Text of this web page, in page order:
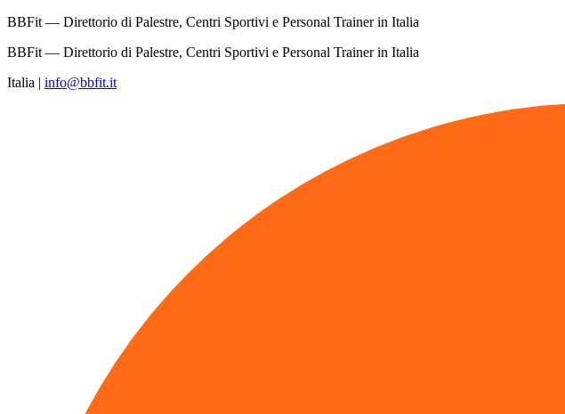
BBFit — Direttorio di Palestre, Centri Sportivi e Personal Trainer in Italia
BBFit — Direttorio di Palestre, Centri Sportivi e Personal Trainer in Italia
Italia | info@bbfit.it